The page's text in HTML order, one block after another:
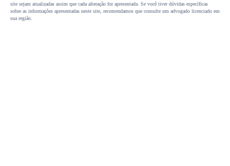
site sejam atualizadas assim que cada alteração for apresentada. Se você tiver dúvidas específicas
sobre as informações apresentadas neste site, recomendamos que consulte um advogado licenciado em
sua região.